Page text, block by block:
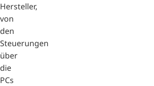
Hersteller,
von
den
Steuerungen
über
die
PCs